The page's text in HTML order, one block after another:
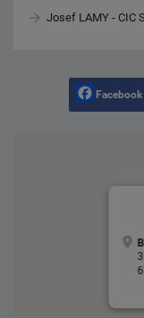
Josef LAMY - CIC
Facebook